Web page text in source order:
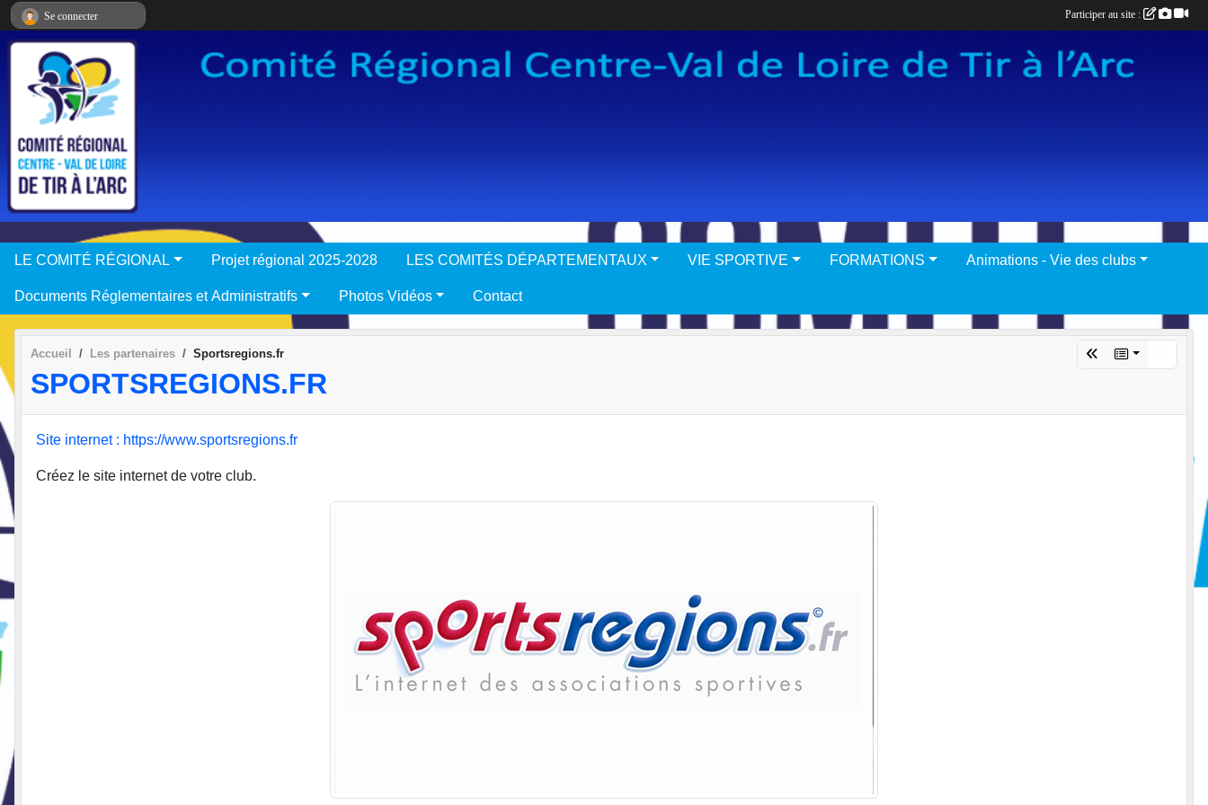
LE COMITÉ RÉGIONAL Projet régional 2025-2028 LES COMITÉS DÉPARTEMENTAUX VIE SPORTIVE FORMATIONS Animations - Vie des clubs
Documents Réglementaires et Administratifs Photos Vidéos Contact
Accueil Les partenaires Sportsregions.fr
SPORTSREGIONS.FR
Site internet : https://www.sportsregions.fr
Créez le site internet de votre club.
Se connecter Participer au site :
Panneau de gestion des cookies